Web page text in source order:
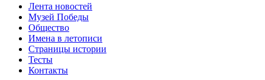
Лента новостей
Музей Победы
Общество
Имена в летописи
Страницы истории
Тесты
Контакты